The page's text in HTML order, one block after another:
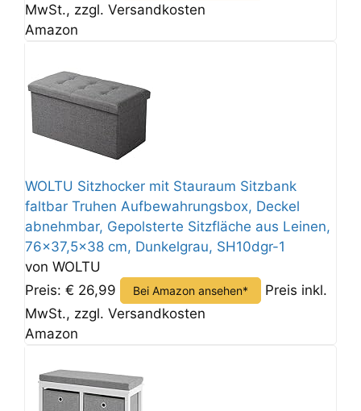
MwSt., zzgl. Versandkosten
Amazon
WOLTU Sitzhocker mit Stauraum Sitzbank
faltbar Truhen Aufbewahrungsbox, Deckel
abnehmbar, Gepolsterte Sitzfläche aus Leinen,
76x37,5x38 cm, Dunkelgrau, SH10dgr-1
von WOLTU
Preis: € 26,99
Bei Amazon ansehen*
Preis inkl.
MwSt., zzgl. Versandkosten
Amazon